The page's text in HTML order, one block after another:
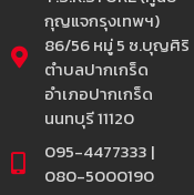
กุญแจกรุงเทพฯ)
86/56 หมู่ 5 ซ.บุญศิริ
ตำบลปากเกร็ด
อำเภอปากเกร็ด
นนทบุรี 11120
095-4477333 |
080-5000190